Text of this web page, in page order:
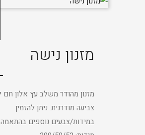
מזנון נישה
מזנון מהודר משלב עץ אלון חם
צביעה מודרנית. ניתן להזמין
במידות/צבעים נוספים